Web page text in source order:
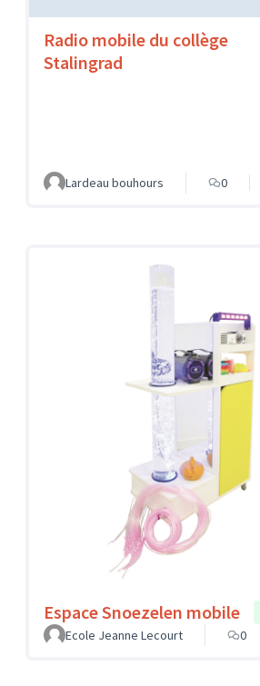
Radio mobile du collège
Stalingrad
Lardeau bouhours 0
Espace Snoezelen mobile
Ecole Jeanne Lecourt
0